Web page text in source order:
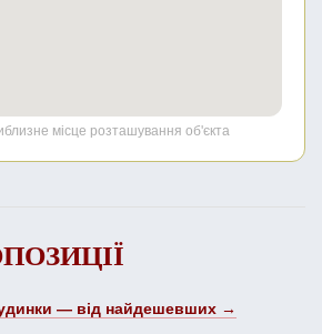
місце розташування об'єкта
— від найдешевших →